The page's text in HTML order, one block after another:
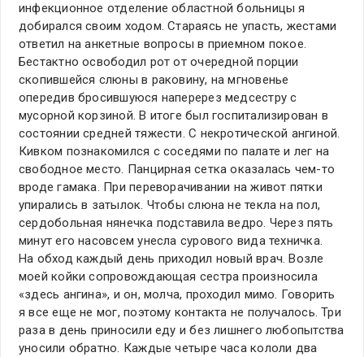
инфекционное отделение областной больницы я
добирался своим ходом. Стараясь не упасть, жестами
ответил на анкетные вопросы в приемном покое.
Бестактно освободил рот от очередной порции
скопившейся слюны в раковину, на мгновенье
опередив бросившуюся наперерез медсестру с
мусорной корзиной. В итоге был госпитализирован в
состоянии средней тяжести. С некротической ангиной.
Кивком познакомился с соседями по палате и лег на
свободное место. Панцирная сетка оказалась чем-то
вроде гамака. При переворачивании на живот пятки
упирались в затылок. Чтобы слюна не текла на пол,
сердобольная нянечка подставила ведро. Через пять
минут его насовсем унесла сурового вида техничка.
На обход каждый день приходил новый врач. Возле
моей койки сопровождающая сестра произносила
«здесь ангина», и он, молча, проходил мимо. Говорить
я все еще не мог, поэтому контакта не получалось. Три
раза в день приносили еду и без лишнего любопытства
уносили обратно. Каждые четыре часа кололи два